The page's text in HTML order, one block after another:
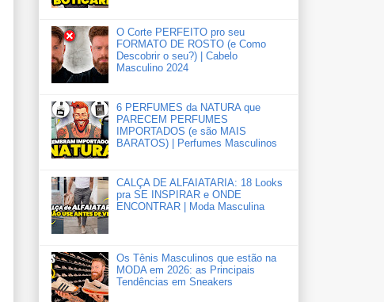
O Corte PERFEITO pro seu
FORMATO DE ROSTO (e Como
Descobrir o seu?) | Cabelo
Masculino 2024
6 PERFUMES da NATURA que
PARECEM PERFUMES
IMPORTADOS (e são MAIS
BARATOS) | Perfumes Masculinos
CALÇA DE ALFAIATARIA: 18 Looks
pra SE INSPIRAR e ONDE
ENCONTRAR | Moda Masculina
Os Tênis Masculinos que estão na
MODA em 2026: as Principais
Tendências em Sneakers